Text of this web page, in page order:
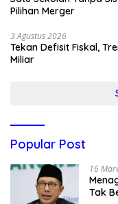
Pilihan Merger
3 Agustus 2026
Tekan Defisit Fiskal,
Miliar
Popular Post
16
Tak